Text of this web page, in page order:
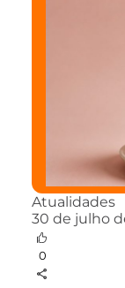
Atualidades
30 de julho
0